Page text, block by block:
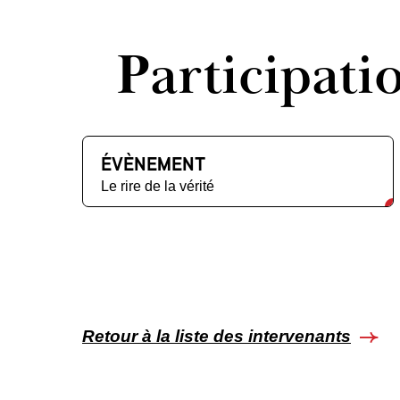
ÉVÈNEMENT
Le rire de la vérité
Retour à la liste des intervenants